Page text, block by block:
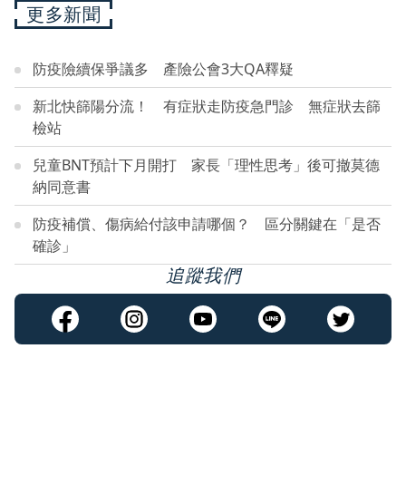
更多新聞
防疫險續保爭議多 產險公會3大QA釋疑
新北快篩陽分流！ 有症狀走防疫急門診 無症狀去篩
檢站
兒童BNT預計下月開打 家長「理性思考」後可撤莫德
納同意書
防疫補償、傷病給付該申請哪個？ 區分關鍵在「是否
確診」
追蹤我們